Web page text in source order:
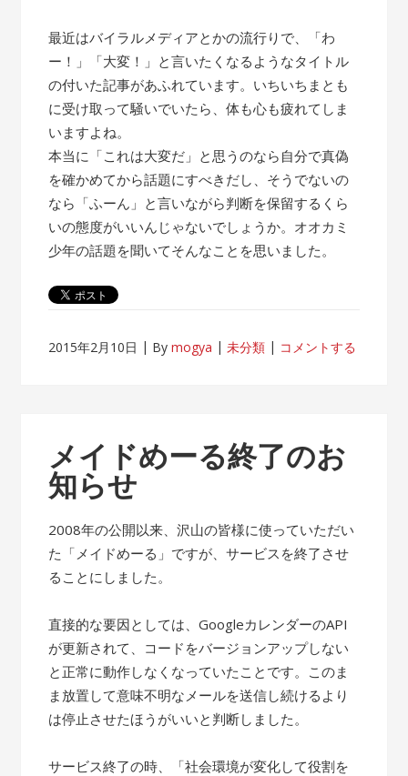
最近はバイラルメディアとかの流行りで、「わ
ー！」「大変！」と言いたくなるようなタイトル
の付いた記事があふれています。いちいちまとも
に受け取って騒いでいたら、体も心も疲れてしま
いますよね。
本当に「これは大変だ」と思うのなら自分で真偽
を確かめてから話題にすべきだし、そうでないの
なら「ふーん」と言いながら判断を保留するくら
いの態度がいいんじゃないでしょうか。オオカミ
少年の話題を聞いてそんなことを思いました。
2015年2月10日 Bymogya 未分類 コメントする
メイドめーる終了のお
知らせ
2008年の公開以来、沢山の皆様に使っていただい
た「メイドめーる」ですが、サービスを終了させ
ることにしました。
直接的な要因としては、GoogleカレンダーのAPI
が更新されて、コードをバージョンアップしない
と正常に動作しなくなっていたことです。このま
ま放置して意味不明なメールを送信し続けるより
は停止させたほうがいいと判断しました。
サービス終了の時、「社会環境が変化して役割を